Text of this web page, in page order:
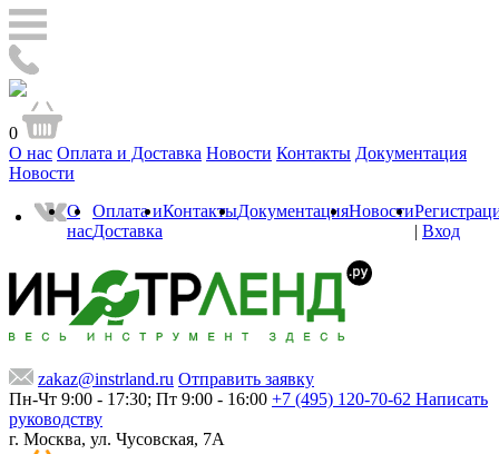
0
О нас Оплата и Доставка Новости Контакты Документация
Новости
О
нас
Оплата и
Доставка
КонтактыДокументацияНовости
| Вход
zakaz@instrland.ru Отправить заявку
Пн-Чт 9:00 - 17:30; Пт 9:00 - 16:00 +7 (495) 120-70-62 Написать
руководству
г. Москва, ул. Чусовская, 7А